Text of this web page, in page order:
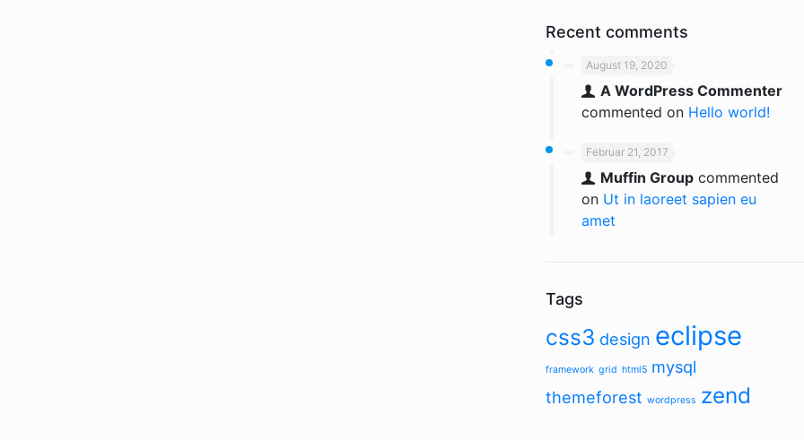
Recent comments
August 19, 2020
A WordPress Commenter
commented on Hello world!
Februar 21, 2017
Muffin Groupcommented
on Ut in laoreet sapien eu
amet
Tags
css3 design eclipse
framework grid html5 mysql
themeforest wordpress zend